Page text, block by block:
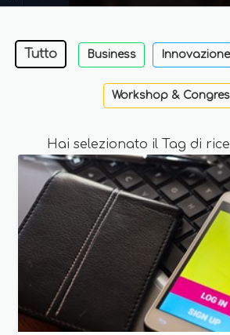
Tutto Business Innovazione
Workshop &
Hai selezionato il Tag di